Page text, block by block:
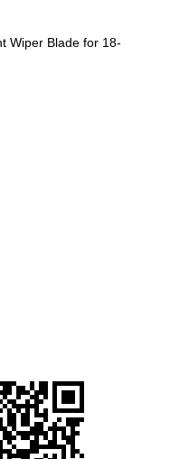
Wiper Blade for 18-